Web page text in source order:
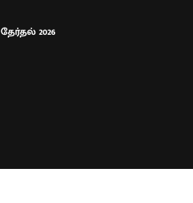
தேர்தல் 2026